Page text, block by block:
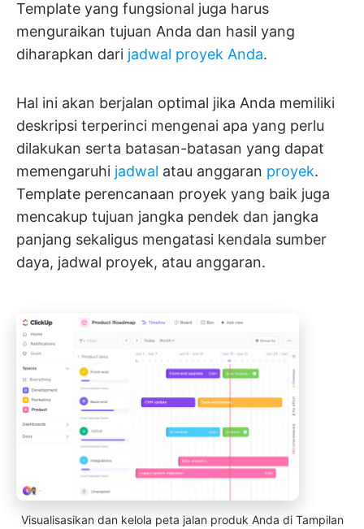
Template yang fungsional juga harus
menguraikan tujuan Anda dan hasil yang
diharapkan dari jadwal proyek Anda.
Hal ini akan berjalan optimal jika Anda memiliki
deskripsi terperinci mengenai apa yang perlu
dilakukan serta batasan-batasan yang dapat
memengaruhi jadwal atau anggaran proyek.
Template perencanaan proyek yang baik juga
mencakup tujuan jangka pendek dan jangka
panjang sekaligus mengatasi kendala sumber
daya, jadwal proyek, atau anggaran.
Visualisasikan dan kelola peta jalan produk Anda di Tampilan